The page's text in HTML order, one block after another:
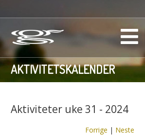
AKTIVITETSKALENDER
Aktiviteter uke 31 - 2024
Forrige | Neste